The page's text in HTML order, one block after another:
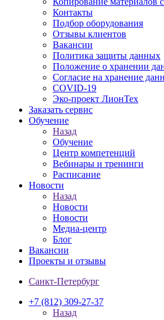
Контакты
Подбор оборудования
Отзывы клиентов
Вакансии
Политика защиты данных
Положение о хранении
Согласие на хранение
COVID-19
Эко-проект ЛионТех
Заказать сервис
Обучение
Назад
Обучение
Центр компетенций
Вебинары и тренинги
Расписание
Новости
Назад
Новости
Новости
Медиа-центр
Блог
Вакансии
Проекты и отзывы
Санкт-Петербург
+7 (812) 309-27-37
Назад